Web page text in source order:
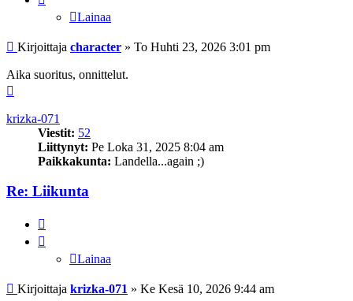
Lainaa
Viesti
Kirjoittaja character » To Huhti 23, 2026 3:01 pm
Aika suoritus, onnittelut.
krizka-071
Viestit: 52
Liittynyt: Pe Loka 31, 2025 8:04 am
Paikkakunta: Landella...again ;)
Re: Liikunta
Lainaa
Viesti
Kirjoittaja krizka-071 » Ke Kesä 10, 2026 9:44 am